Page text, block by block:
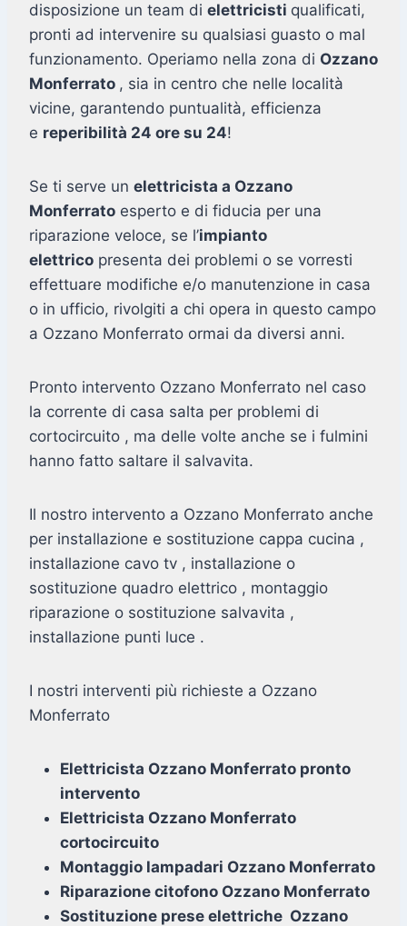
disposizione un team di elettricisti qualificati,
pronti ad intervenire su qualsiasi guasto o mal
funzionamento. Operiamo nella zona di Ozzano
Monferrato , sia in centro che nelle località
vicine, garantendo puntualità, efficienza
e reperibilità 24 ore su 24!
Se ti serve un elettricista a Ozzano
Monferrato esperto e di fiducia per una
riparazione veloce, se l’impianto
elettrico presenta dei problemi o se vorresti
effettuare modifiche e/o manutenzione in casa
o in ufficio, rivolgiti a chi opera in questo campo
a Ozzano Monferrato ormai da diversi anni.
Pronto intervento Ozzano Monferrato nel caso
la corrente di casa salta per problemi di
cortocircuito , ma delle volte anche se i fulmini
hanno fatto saltare il salvavita.
Il nostro intervento a Ozzano Monferrato anche
per installazione e sostituzione cappa cucina ,
installazione cavo tv , installazione o
sostituzione quadro elettrico , montaggio
riparazione o sostituzione salvavita ,
installazione punti luce .
I nostri interventi più richieste a Ozzano
Monferrato
Elettricista Ozzano Monferrato pronto
intervento
Elettricista Ozzano Monferrato
cortocircuito
Montaggio lampadari Ozzano Monferrato
Riparazione citofono Ozzano Monferrato
Sostituzione prese elettriche Ozzano